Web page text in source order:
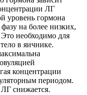
ЛГ
уровень гормона
на более низких,
необходимо для
в яичнике.
концентрации
периодом.
снижается.